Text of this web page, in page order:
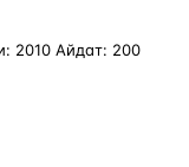
2010 Айдат: 200